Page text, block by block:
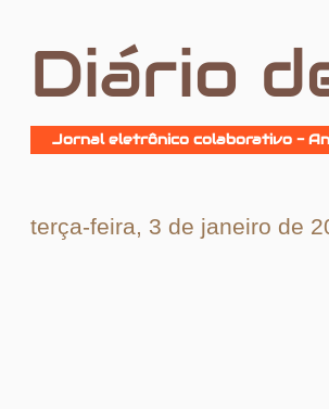
Diário
Jornal eletrônico colaborativo -
terça-feira, 3 de janeiro de